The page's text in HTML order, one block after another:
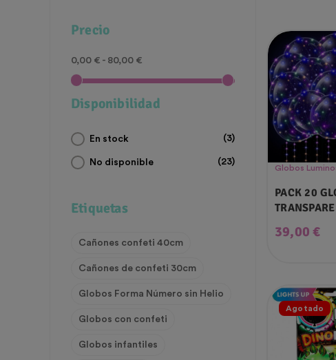
Precio
0,00 € - 80,00 €
Disponibilidad
En stock (3)
No disponible (23)
Etiquetas
Cañones confeti 40cm
Cañones de confeti 30cm
Globos Forma Número sin Helio
Globos con confeti
Globos infantiles
Globos
PACK 20
Precio
39,00 €
Agotado